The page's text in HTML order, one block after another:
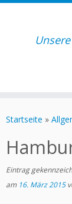
Inhalt
Startseite »
Eintrag
am 16. März 2015